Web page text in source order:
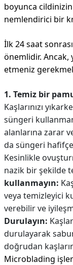
boyunca cildinizin
nemlendirici bir
İlk 24 saat
önemlidir. Ancak,
etmeniz
1. Temiz bir
Kaşlarınızı
süngeri
alanlarına zarar
da süngeri hafifçe
Kesinlikle
nazik bir şekilde
kullanmayın:
veya temizleyici
verebilir ve
Durulayın:
durulayarak
doğrudan
Microblading